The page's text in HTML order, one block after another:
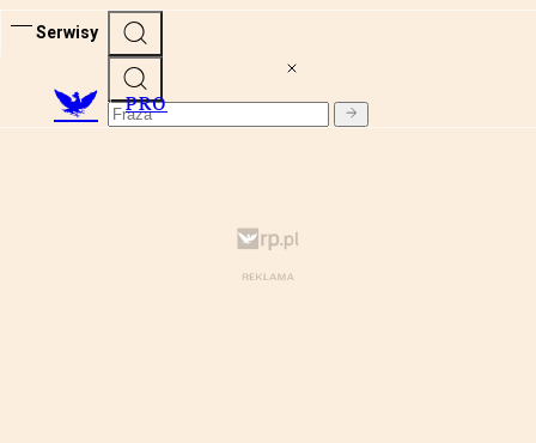
Serwisy
PRO